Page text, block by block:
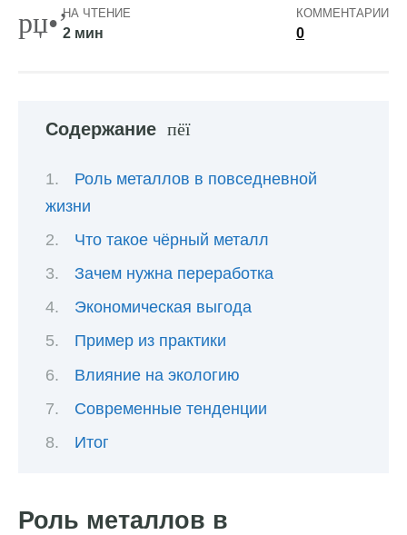
НА ЧТЕНИЕ
2 мин
КОММЕНТАРИИ
0
Содержание
Роль металлов в повседневной
жизни
Что такое чёрный металл
Зачем нужна переработка
Экономическая выгода
Пример из практики
Влияние на экологию
Современные тенденции
Итог
Роль металлов в